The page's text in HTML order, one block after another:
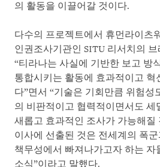
의 활동을 이끌어갈 것이다.
다수의 프로젝트에서 휴먼라이츠
인권조사기관인 SITU 리서치의
“티라나는 사실에 기반한 보고 방
통합시키는 활동에 효과적이고 혁
다”면서 “기술은 기회만큼 위험성
의 비판적이고 협력적이면서도 세
새롭고 효과적인 조사가 가능해질
이사에 선출된 것은 전세계의 폭
책무성에서 빠져나가고자 하는 자
소식”이라고 말했다.